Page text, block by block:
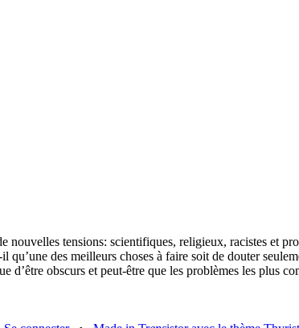
tensions: scientifiques, religieux, racistes et
des meilleurs choses à faire soit de douter
d’être obscurs et peut-être que les problèmes les plus